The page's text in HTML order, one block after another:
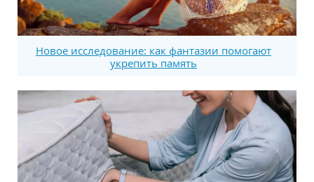
Новое исследование: как фантазии помогают
укрепить память